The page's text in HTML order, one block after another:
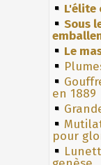
L'élite
Sous
Le
en 1889
pour